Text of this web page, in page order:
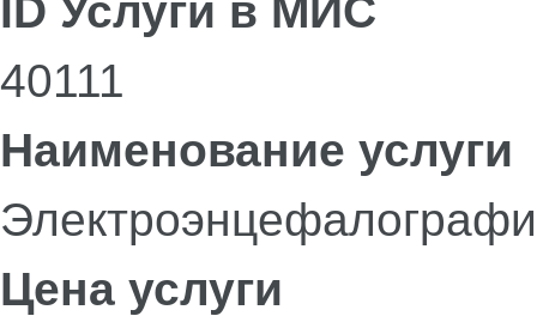
ID Услуги в МИС
40111
Наименование услуги
Цена услуги